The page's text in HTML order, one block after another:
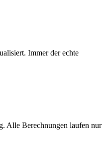
Immer der echte
Alle Berechnungen laufen nur